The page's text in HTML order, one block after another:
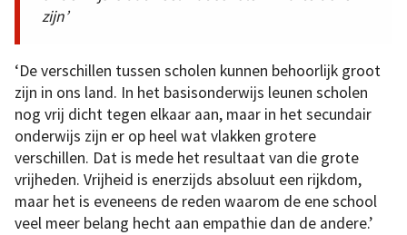
zijn’
‘De verschillen tussen scholen kunnen behoorlijk groot
zijn in ons land. In het basisonderwijs leunen scholen
nog vrij dicht tegen elkaar aan, maar in het secundair
onderwijs zijn er op heel wat vlakken grotere
verschillen. Dat is mede het resultaat van die grote
vrijheden. Vrijheid is enerzijds absoluut een rijkdom,
maar het is eveneens de reden waarom de ene school
veel meer belang hecht aan empathie dan de andere.’